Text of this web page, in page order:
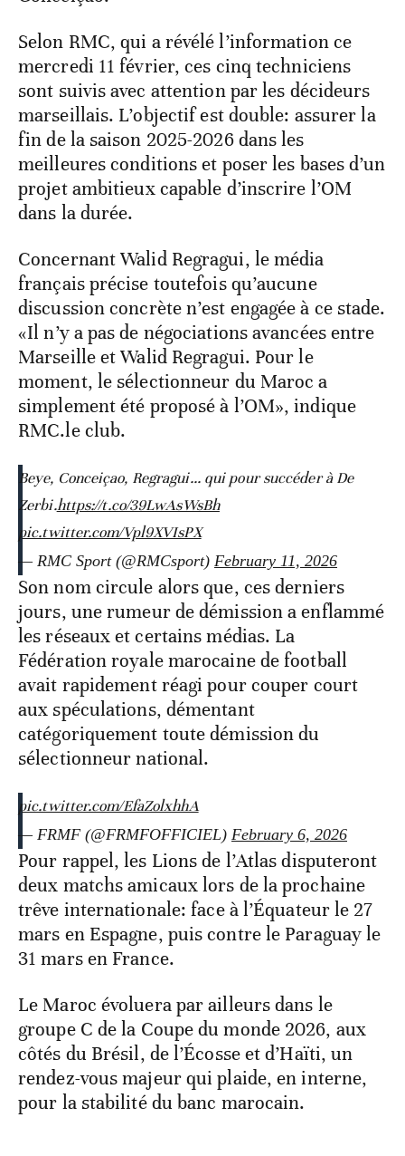
Selon RMC, qui a révélé l’information ce
mercredi 11 février, ces cinq techniciens
sont suivis avec attention par les décideurs
marseillais. L’objectif est double: assurer la
fin de la saison 2025-2026 dans les
meilleures conditions et poser les bases d’un
projet ambitieux capable d’inscrire l’OM
dans la durée.
Concernant Walid Regragui, le média
français précise toutefois qu’aucune
discussion concrète n’est engagée à ce stade.
«Il n’y a pas de négociations avancées entre
Marseille et Walid Regragui. Pour le
moment, le sélectionneur du Maroc a
simplement été proposé à l’OM», indique
RMC.le club.
Beye, Conceiçao, Regragui... qui pour succéder à De
Zerbi.https://t.co/39LwAsWsBh
pic.twitter.com/Vpl9XVIsPX
— RMC Sport (@RMCsport) February 11, 2026
Son nom circule alors que, ces derniers
jours, une rumeur de démission a enflammé
les réseaux et certains médias. La
Fédération royale marocaine de football
avait rapidement réagi pour couper court
aux spéculations, démentant
catégoriquement toute démission du
sélectionneur national.
pic.twitter.com/EfaZolxhhA
— FRMF (@FRMFOFFICIEL) February 6, 2026
Pour rappel, les Lions de l’Atlas disputeront
deux matchs amicaux lors de la prochaine
trêve internationale: face à l’Équateur le 27
mars en Espagne, puis contre le Paraguay le
31 mars en France.
Le Maroc évoluera par ailleurs dans le
groupe C de la Coupe du monde 2026, aux
côtés du Brésil, de l’Écosse et d’Haïti, un
rendez-vous majeur qui plaide, en interne,
pour la stabilité du banc marocain.